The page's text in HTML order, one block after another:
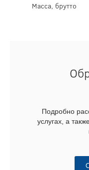
Масса, брутто
Подробно
услугах, а